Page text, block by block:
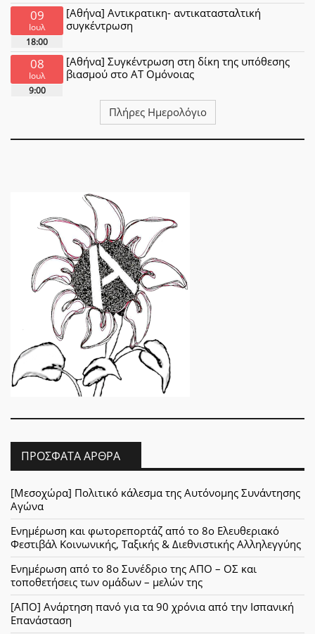
09
Ιουλ
18:00
[Αθήνα] Αντικρατικη- αντικατασταλτική
συγκέντρωση
08
Ιουλ
9:00
[Αθήνα] Συγκέντρωση στη δίκη της υπόθεσης
βιασμού στο ΑΤ Ομόνοιας
Πλήρες Ημερολόγιο
ΠΡΌΣΦΑΤΑ ΆΡΘΡΑ
[Μεσοχώρα] Πολιτικό κάλεσμα της Αυτόνομης Συνάντησης
Αγώνα
Ενημέρωση και φωτορεπορτάζ από το 8ο Ελευθεριακό
Φεστιβάλ Κοινωνικής, Ταξικής & Διεθνιστικής Αλληλεγγύης
Ενημέρωση από το 8ο Συνέδριο της ΑΠΟ – ΟΣ και
τοποθετήσεις των ομάδων – μελών της
[ΑΠΟ] Ανάρτηση πανό για τα 90 χρόνια από την Ισπανική
Επανάσταση